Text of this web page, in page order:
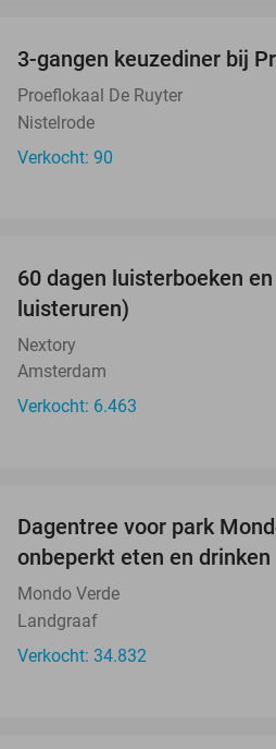
3-gangen keuzediner bij
Proeflokaal De Ruyter
Nistelrode
Verkocht: 90
60 dagen luisterboeken
luisteruren)
Nextory
Amsterdam
Verkocht: 6.463
Dagentree voor park
onbeperkt eten en drinken
Mondo Verde
Landgraaf
Verkocht: 34.832